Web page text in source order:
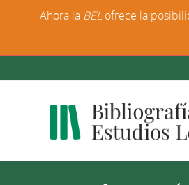
Ahora la BEL ofrece la